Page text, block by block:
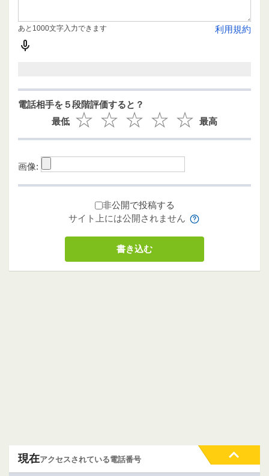
利用規約
あと1000文字入力できます
電話相手を５段階評価すると？
最低
最高
画像:
非公開で投稿する
サイト上には公開されません
現在アクセスされている電話番号